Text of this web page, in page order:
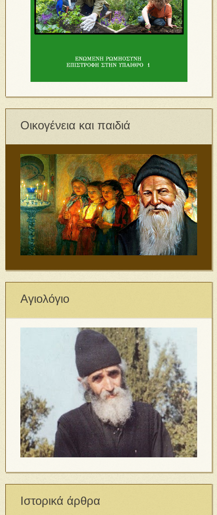
Οικογένεια και παιδιά
Αγιολόγιο
Ιστορικά άρθρα